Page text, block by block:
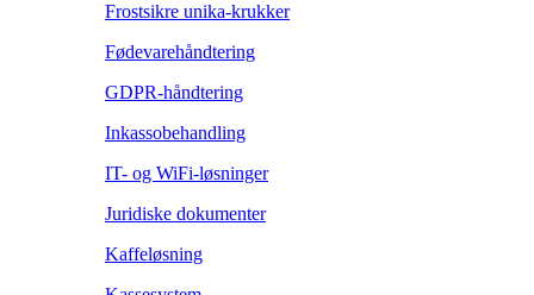
Frostsikre unika-krukker
Fødevarehåndtering
GDPR-håndtering
Inkassobehandling
IT- og WiFi-løsninger
Juridiske dokumenter
Kaffeløsning